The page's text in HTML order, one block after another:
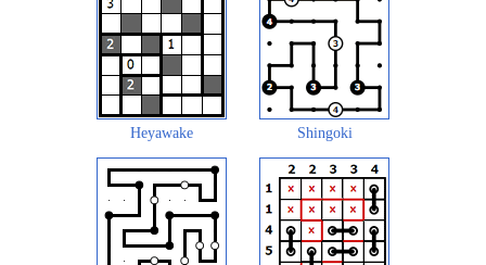
Heyawake Shingoki